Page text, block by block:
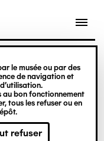
le musée ou par des
de navigation et
au bon fonctionnement
tous les refuser ou en
refuser